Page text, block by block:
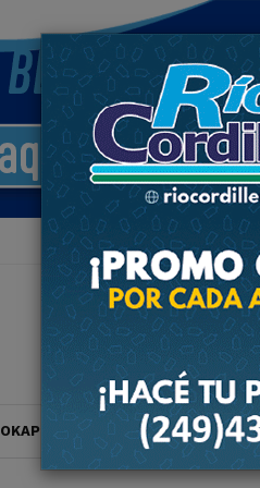
OKAPI VIAJES POLÍTICA